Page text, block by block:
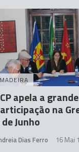
MADEIRA
apela a grande
na
Junho
Dias Ferro 16 Mai